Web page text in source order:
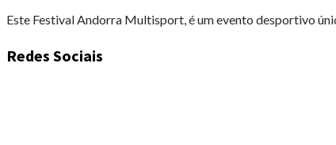
Este Festival Andorra Multisport, é um evento desportivo
Redes Sociais